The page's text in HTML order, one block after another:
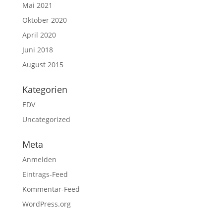
Mai 2021
Oktober 2020
April 2020
Juni 2018
August 2015
Kategorien
EDV
Uncategorized
Meta
Anmelden
Eintrags-Feed
Kommentar-Feed
WordPress.org